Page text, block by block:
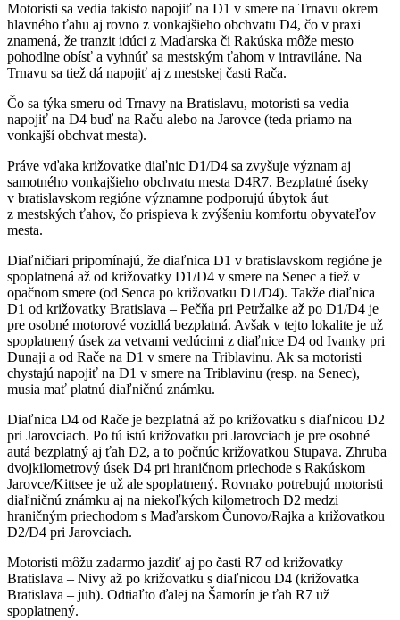
Motoristi sa vedia takisto napojiť na D1 v smere na Trnavu okrem
hlavného ťahu aj rovno z vonkajšieho obchvatu D4, čo v praxi
znamená, že tranzit idúci z Maďarska či Rakúska môže mesto
pohodlne obísť a vyhnúť sa mestským ťahom v intraviláne. Na
Trnavu sa tiež dá napojiť aj z mestskej časti Rača.
Čo sa týka smeru od Trnavy na Bratislavu, motoristi sa vedia
napojiť na D4 buď na Raču alebo na Jarovce (teda priamo na
vonkajší obchvat mesta).
Práve vďaka križovatke diaľnic D1/D4 sa zvyšuje význam aj
samotného vonkajšieho obchvatu mesta D4R7. Bezplatné úseky
v bratislavskom regióne významne podporujú úbytok áut
z mestských ťahov, čo prispieva k zvýšeniu komfortu obyvateľov
mesta.
Diaľničiari pripomínajú, že diaľnica D1 v bratislavskom regióne je
spoplatnená až od križovatky D1/D4 v smere na Senec a tiež v
opačnom smere (od Senca po križovatku D1/D4). Takže diaľnica
D1 od križovatky Bratislava – Pečňa pri Petržalke až po D1/D4 je
pre osobné motorové vozidlá bezplatná. Avšak v tejto lokalite je už
spoplatnený úsek za vetvami vedúcimi z diaľnice D4 od Ivanky pri
Dunaji a od Rače na D1 v smere na Triblavinu. Ak sa motoristi
chystajú napojiť na D1 v smere na Triblavinu (resp. na Senec),
musia mať platnú diaľničnú známku.
Diaľnica D4 od Rače je bezplatná až po križovatku s diaľnicou D2
pri Jarovciach. Po tú istú križovatku pri Jarovciach je pre osobné
autá bezplatný aj ťah D2, a to počnúc križovatkou Stupava. Zhruba
dvojkilometrový úsek D4 pri hraničnom priechode s Rakúskom
Jarovce/Kittsee je už ale spoplatnený. Rovnako potrebujú motoristi
diaľničnú známku aj na niekoľkých kilometroch D2 medzi
hraničným priechodom s Maďarskom Čunovo/Rajka a križovatkou
D2/D4 pri Jarovciach.
Motoristi môžu zadarmo jazdiť aj po časti R7 od križovatky
Bratislava – Nivy až po križovatku s diaľnicou D4 (križovatka
Bratislava – juh). Odtiaľto ďalej na Šamorín je ťah R7 už
spoplatnený.